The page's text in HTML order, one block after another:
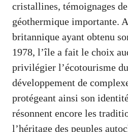
cristallines, témoignages
géothermique importante.
britannique ayant obtenu
1978, l’île a fait le choix
privilégier l’écotourisme
développement de
protégeant ainsi son
résonnent encore les
l’héritage des peuples